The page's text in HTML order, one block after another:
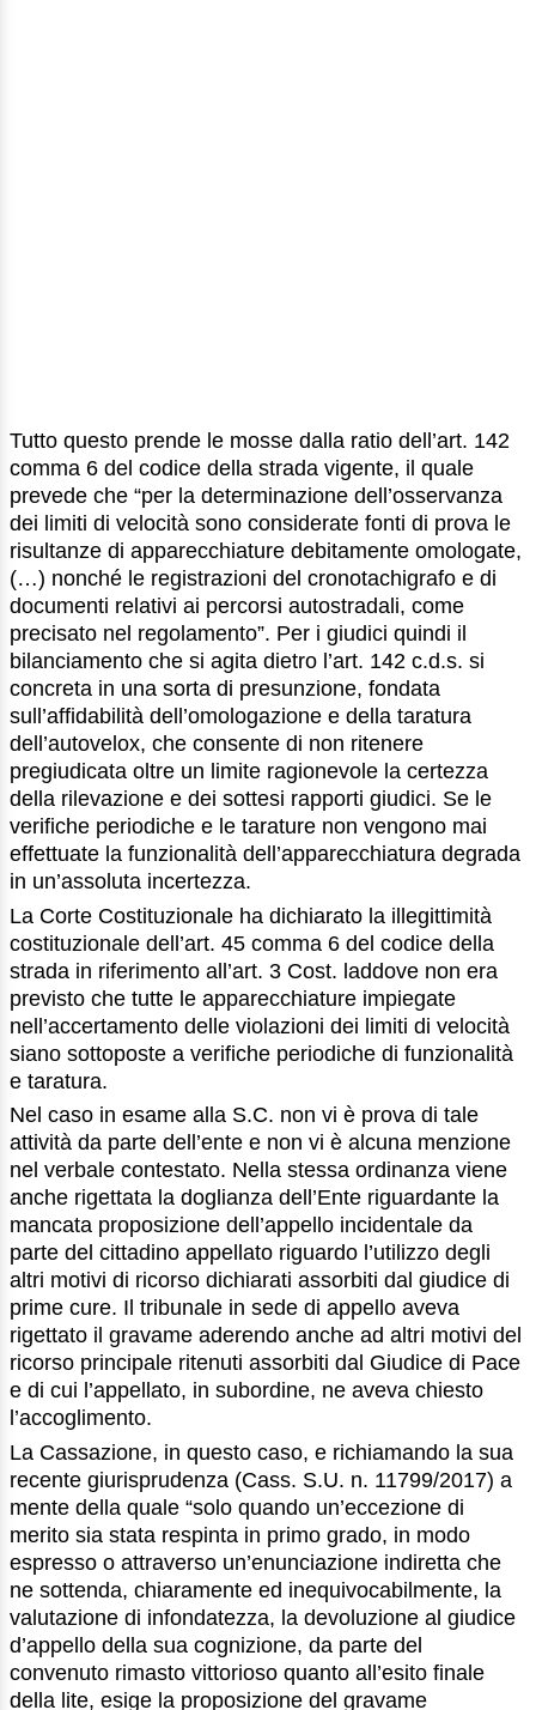
Tutto questo prende le mosse dalla ratio dell’art. 142
comma 6 del codice della strada vigente, il quale
prevede che “per la determinazione dell’osservanza
dei limiti di velocità sono considerate fonti di prova le
risultanze di apparecchiature debitamente omologate,
(…) nonché le registrazioni del cronotachigrafo e di
documenti relativi ai percorsi autostradali, come
precisato nel regolamento”. Per i giudici quindi il
bilanciamento che si agita dietro l’art. 142 c.d.s. si
concreta in una sorta di presunzione, fondata
sull’affidabilità dell’omologazione e della taratura
dell’autovelox, che consente di non ritenere
pregiudicata oltre un limite ragionevole la certezza
della rilevazione e dei sottesi rapporti giudici. Se le
verifiche periodiche e le tarature non vengono mai
effettuate la funzionalità dell’apparecchiatura degrada
in un’assoluta incertezza.
La Corte Costituzionale ha dichiarato la illegittimità
costituzionale dell’art. 45 comma 6 del codice della
strada in riferimento all’art. 3 Cost. laddove non era
previsto che tutte le apparecchiature impiegate
nell’accertamento delle violazioni dei limiti di velocità
siano sottoposte a verifiche periodiche di funzionalità
e taratura.
Nel caso in esame alla S.C. non vi è prova di tale
attività da parte dell’ente e non vi è alcuna menzione
nel verbale contestato. Nella stessa ordinanza viene
anche rigettata la doglianza dell’Ente riguardante la
mancata proposizione dell’appello incidentale da
parte del cittadino appellato riguardo l’utilizzo degli
altri motivi di ricorso dichiarati assorbiti dal giudice di
prime cure. Il tribunale in sede di appello aveva
rigettato il gravame aderendo anche ad altri motivi del
ricorso principale ritenuti assorbiti dal Giudice di Pace
e di cui l’appellato, in subordine, ne aveva chiesto
l’accoglimento.
La Cassazione, in questo caso, e richiamando la sua
recente giurisprudenza (Cass. S.U. n. 11799/2017) a
mente della quale “solo quando un’eccezione di
merito sia stata respinta in primo grado, in modo
espresso o attraverso un’enunciazione indiretta che
ne sottenda, chiaramente ed inequivocabilmente, la
valutazione di infondatezza, la devoluzione al giudice
d’appello della sua cognizione, da parte del
convenuto rimasto vittorioso quanto all’esito finale
della lite, esige la proposizione del gravame